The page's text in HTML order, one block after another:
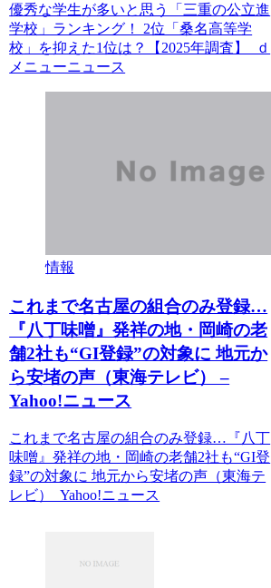
優秀な学生が多いと思う「三重の公立進
学校」ランキング！ 2位「桑名高等学
校」を抑えた1位は？【2025年調査】 ｄ
メニューニュース
情報
これまで名古屋の組合のみ登録…
『八丁味噌』発祥の地・岡崎の老
舗2社も“GI登録”の対象に 地元か
ら安堵の声（東海テレビ） –
Yahoo!ニュース
これまで名古屋の組合のみ登録…『八丁
味噌』発祥の地・岡崎の老舗2社も“GI登
録”の対象に 地元から安堵の声（東海テ
レビ） Yahoo!ニュース